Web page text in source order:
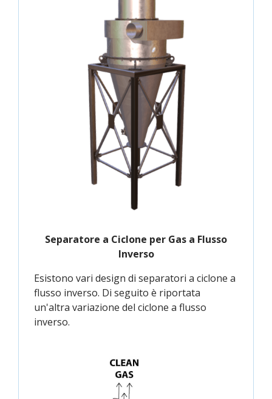
Separatore a Ciclone per Gas a Flusso
Inverso
Esistono vari design di separatori a ciclone a
flusso inverso. Di seguito è riportata
un'altra variazione del ciclone a flusso
inverso.